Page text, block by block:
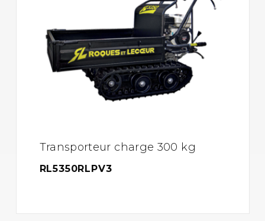
Transporteur charge 300 kg
RL5350RLPV3